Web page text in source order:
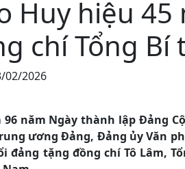
Huy hiệu
chí Tổng Bí
02/2026
96 năm Ngày thành lập Đảng
ương Đảng, Đảng ủy Văn
đảng tặng đồng chí Tô Lâm,